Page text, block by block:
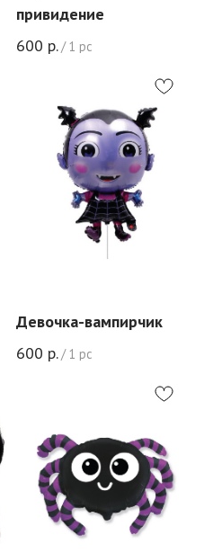
привидение
600 р. / 1 pc
Девочка-вампирчик
600 р./ 1 pc